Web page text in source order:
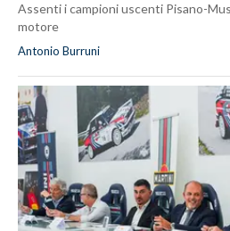
Assenti i campioni uscenti Pisano-
motore
Antonio Burruni